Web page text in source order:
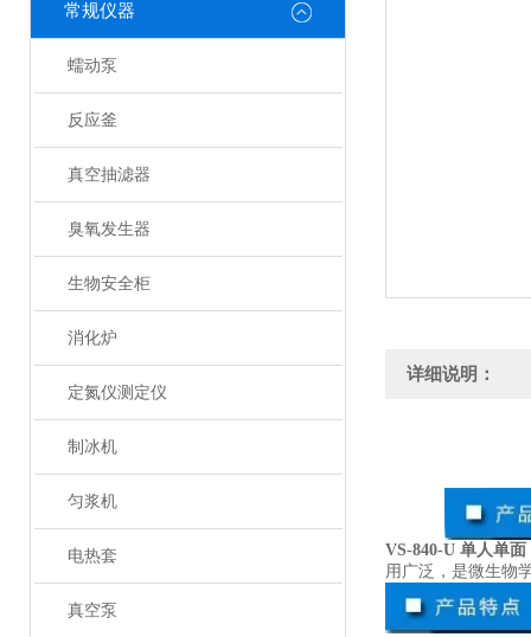
常规仪器
蠕动泵
反应釜
真空抽滤器
臭氧发生器
生物安全柜
消化炉
定氮仪测定仪
制冰机
匀浆机
电热套
真空泵
详细说明：
VS-840-U 单人单
用广泛，是微生物